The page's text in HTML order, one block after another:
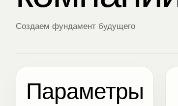
Создаем фундамент будущего
Параметры